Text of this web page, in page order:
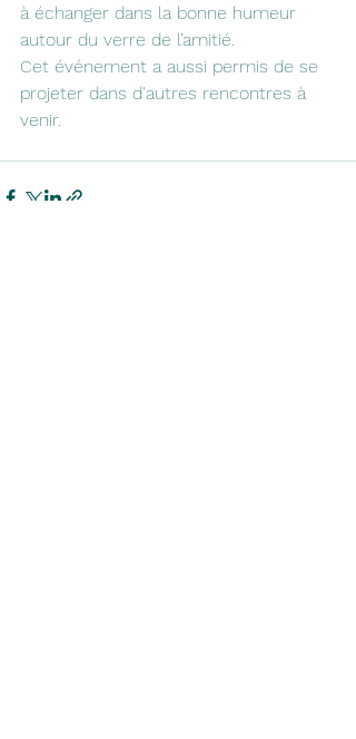
à échanger dans la bonne humeur
autour du verre de l’amitié.
Cet événement a aussi permis de se
projeter dans d'autres rencontres à
venir.